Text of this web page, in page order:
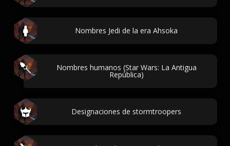
Nombres Jedi de la era Ahsoka
Nombres humanos (Star Wars: La Antigua
República)
Designaciones de stormtroopers